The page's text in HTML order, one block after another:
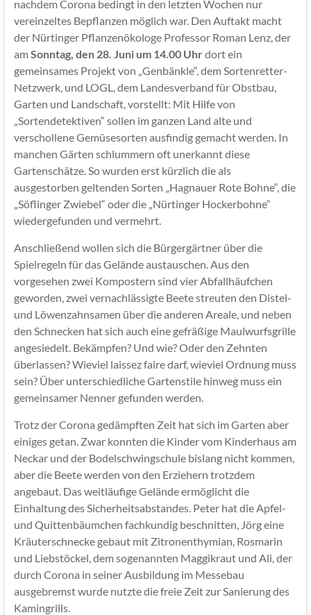
nachdem Corona bedingt in den letzten Wochen nur
vereinzeltes Bepflanzen möglich war. Den Auftakt macht
der Nürtinger Pflanzenökologe Professor Roman Lenz, der
amSonntag, den 28. Juni um 14.00 Uhrdort ein
gemeinsames Projekt von „Genbänkle“, dem Sortenretter-
Netzwerk, und LOGL, dem Landesverband für Obstbau,
Garten und Landschaft, vorstellt: Mit Hilfe von
„Sortendetektiven“ sollen im ganzen Land alte und
verschollene Gemüsesorten ausfindig gemacht werden. In
manchen Gärten schlummern oft unerkannt diese
Gartenschätze. So wurden erst kürzlich die als
ausgestorben geltenden Sorten „Hagnauer Rote Bohne“, die
„Söflinger Zwiebel“ oder die „Nürtinger Hockerbohne“
wiedergefunden und vermehrt.
Anschließend wollen sich die Bürgergärtner über die
Spielregeln für das Gelände austauschen. Aus den
vorgesehen zwei Kompostern sind vier Abfallhäufchen
geworden, zwei vernachlässigte Beete streuten den Distel-
und Löwenzahnsamen über die anderen Areale, und neben
den Schnecken hat sich auch eine gefräßige Maulwurfsgrille
angesiedelt. Bekämpfen? Und wie? Oder den Zehnten
überlassen? Wieviel laissez faire darf, wieviel Ordnung muss
sein? Über unterschiedliche Gartenstile hinweg muss ein
gemeinsamer Nenner gefunden werden.
Trotz der Corona gedämpften Zeit hat sich im Garten aber
einiges getan. Zwar konnten die Kinder vom Kinderhaus am
Neckar und der Bodelschwingschule bislang nicht kommen,
aber die Beete werden von den Erziehern trotzdem
angebaut. Das weitläufige Gelände ermöglicht die
Einhaltung des Sicherheitsabstandes. Peter hat die Apfel-
und Quittenbäumchen fachkundig beschnitten, Jörg eine
Kräuterschnecke gebaut mit Zitronenthymian, Rosmarin
und Liebstöckel, dem sogenannten Maggikraut und Ali, der
durch Corona in seiner Ausbildung im Messebau
ausgebremst wurde nutzte die freie Zeit zur Sanierung des
Kamingrills.